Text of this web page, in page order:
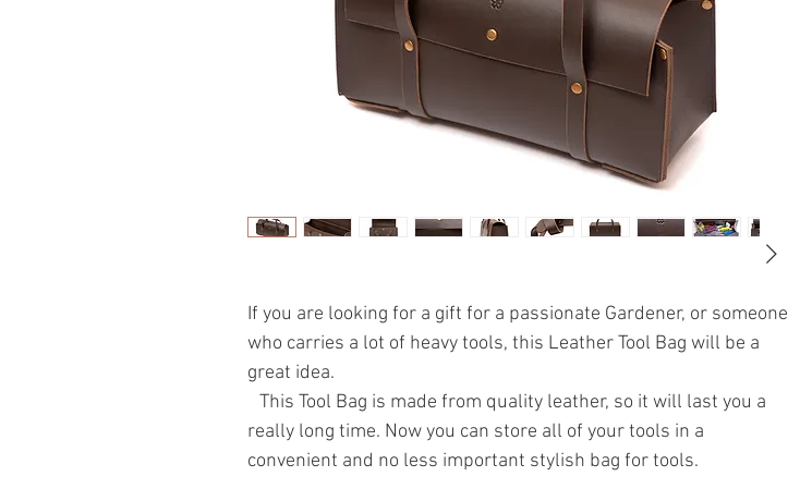
If you are looking for a gift for a passionate Gardener, or someone
who carries a lot of heavy tools, this Leather Tool Bag will be a
great idea.
This Tool Bag is made from quality leather, so it will last you a
really long time. Now you can store all of your tools in a
convenient and no less important stylish bag for tools.